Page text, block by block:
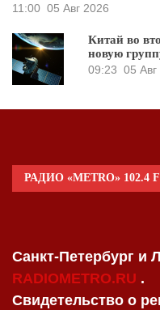
11:00 05 Авг 2026
Китай во
новую
09:23 05 Авг
РАДИО «METRO» 102.4
Санкт-Петербург и
RADIOMETRO.RU .
Свидетельство о